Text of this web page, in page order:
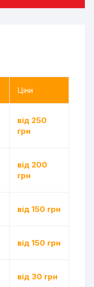
Ціни
від 250
грн
від 200
грн
від 150 грн
від 150 грн
від 30 грн